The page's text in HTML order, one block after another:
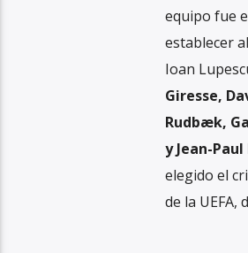
equipo fue
establecer
Ioan
Giresse,
Rudbæk,
y Jean-
elegido el
de la